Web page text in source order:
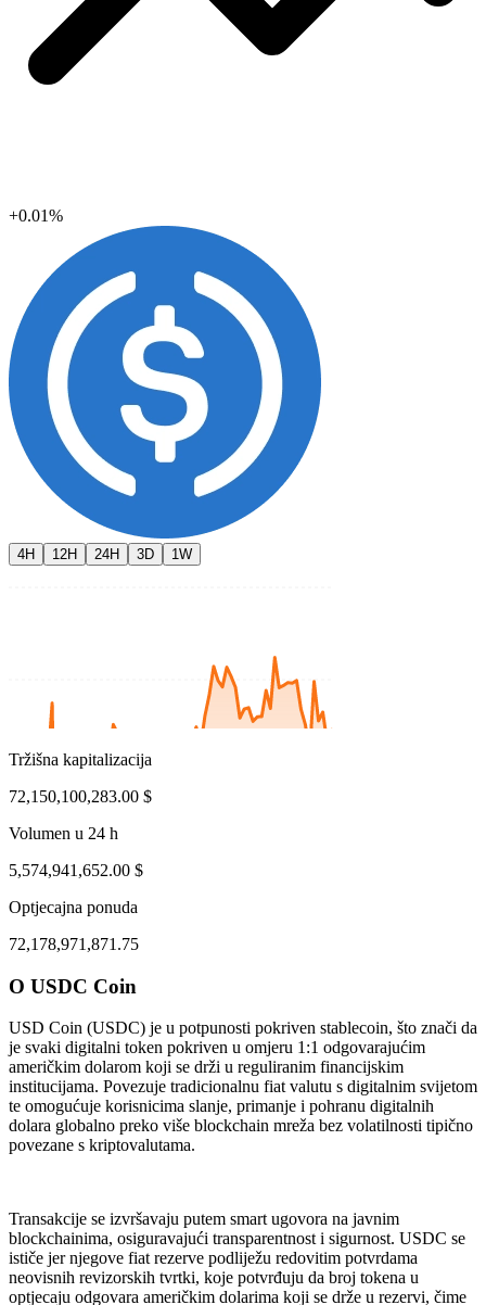
+0.01%
4H 12H 24H 3D 1W
3, 03:41 AM
Tržišna kapitalizacija
72,150,100,283.00 $
Volumen u 24 h
5,574,941,652.00 $
Optjecajna ponuda
72,178,971,871.75
O USDC Coin
USD Coin (USDC) je u potpunosti pokriven stablecoin, što znači da
je svaki digitalni token pokriven u omjeru 1:1 odgovarajućim
američkim dolarom koji se drži u reguliranim financijskim
institucijama. Povezuje tradicionalnu fiat valutu s digitalnim svijetom
te omogućuje korisnicima slanje, primanje i pohranu digitalnih
dolara globalno preko više blockchain mreža bez volatilnosti tipično
povezane s kriptovalutama.
Transakcije se izvršavaju putem smart ugovora na javnim
blockchainima, osiguravajući transparentnost i sigurnost. USDC se
ističe jer njegove fiat rezerve podliježu redovitim potvrdama
neovisnih revizorskih tvrtki, koje potvrđuju da broj tokena u
optjecaju odgovara američkim dolarima koji se drže u rezervi, čime